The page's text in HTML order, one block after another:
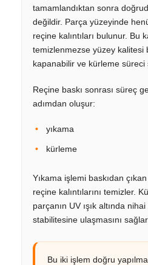
tamamlandıktan sonra
değildir. Parça yüzeyinde
reçine kalıntıları bulunur. Bu
temizlenmezse yüzey kalitesi
kapanabilir ve kürleme süreci
Reçine baskı sonrası süreç
adımdan oluşur:
yıkama
kürleme
Yıkama işlemi baskıdan
reçine kalıntılarını temizler.
parçanın UV ışık altında
stabilitesine ulaşmasını sağlar.
Bu iki işlem doğru